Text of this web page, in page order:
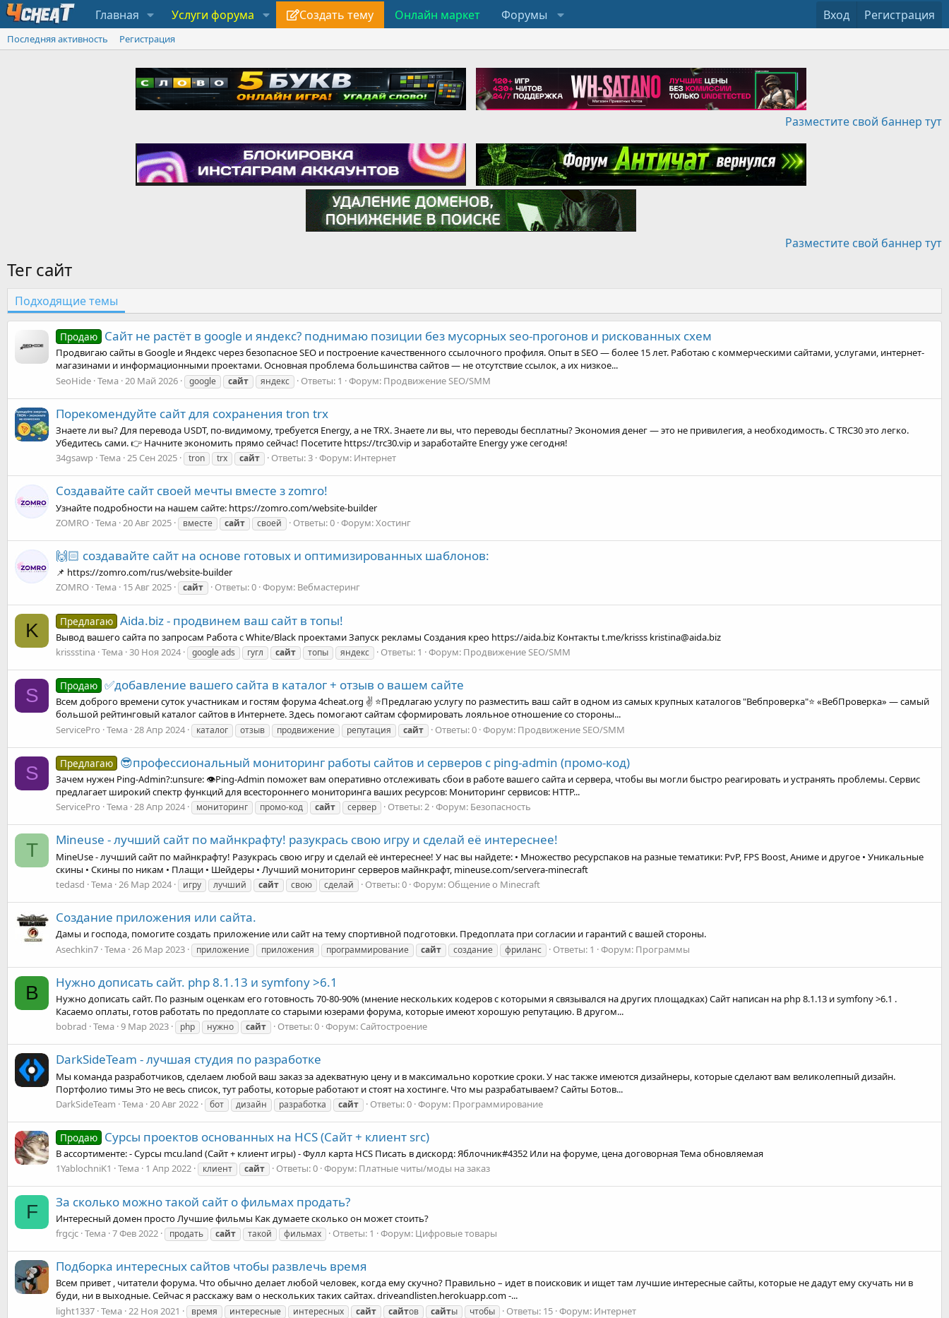
Главная Услуги форума Создать тему Онлайн маркет Форумы Вход Регистрация
Последняя активность Регистрация
Разместите свой баннер тут
Разместите свой баннер тут
Тег сайт
Подходящие темы
Продаю Сайт не растёт в google и яндекс? поднимаю позиции без мусорных seo-прогонов и рискованных схем
Продвигаю сайты в Google и Яндекс через безопасное SEO и построение качественного ссылочного профиля. Опыт в SEO — более 15 лет. Работаю с коммерческими сайтами, услугами, интернет-
магазинами и информационными проектами. Основная проблема большинства сайтов — не отсутствие ссылок, а их низкое...
SeoHide Тема 20 Май 2026 google сайт яндекс Ответы: 1 Форум: Продвижение SEO/SMM
Порекомендуйте сайт для сохранения tron trx
Знаете ли вы? Для перевода USDT, по-видимому, требуется Energy, а не TRX. Знаете ли вы, что переводы бесплатны? Экономия денег — это не привилегия, а необходимость. С TRC30 это легко.
Убедитесь сами. 👉 Начните экономить прямо сейчас! Посетите https://trc30.vip и заработайте Energy уже сегодня!
34gsawp Тема 25 Сен 2025 tron trx сайт Ответы: 3 Форум: Интернет
Создавайте сайт своей мечты вместе з zomro!
Узнайте подробности на нашем сайте: https://zomro.com/website-builder
ZOMRO Тема 20 Авг 2025 вместе сайт своей Ответы: 0 Форум:Хостинг
🙌🏻 создавайте сайт на основе готовых и оптимизированных шаблонов:
📌 https://zomro.com/rus/website-builder
ZOMRO Тема 15 Авг 2025 сайт Ответы: 0 Форум: Вебмастеринг
K Предлагаю Aida.biz - продвинем ваш сайт в топы!
Вывод вашего сайта по запросам Работа с White/Black проектами Запуск рекламы Создания крео https://aida.biz Контакты t.me/krisss kristina@aida.biz
krissstina Тема 30 Ноя 2024 google ads гугл сайт топы яндекс Ответы: 1 Форум: Продвижение SEO/SMM
S Продаю ✅добавление вашего сайта в каталог + отзыв о вашем сайте
Всем доброго времени суток участникам и гостям форума 4cheat.org ✌ ⭐Предлагаю услугу по разместить ваш сайт в одном из самых крупных каталогов "Вебпроверка"⭐ «ВебПроверка» — самый
большой рейтинговый каталог сайтов в Интернете. Здесь помогают сайтам сформировать лояльное отношение со стороны...
ServicePro Тема 28 Апр 2024 каталог отзыв продвижение репутация сайт Ответы: 0 Форум: Продвижение SEO/SMM
S Предлагаю 😎профессиональный мониторинг работы сайтов и серверов c ping-admin (промо-код)
Зачем нужен Ping-Admin?:unsure: 👁️Ping-Admin поможет вам оперативно отслеживать сбои в работе вашего сайта и сервера, чтобы вы могли быстро реагировать и устранять проблемы. Сервис
предлагает широкий спектр функций для всестороннего мониторинга ваших ресурсов: Мониторинг сервисов: HTTP...
ServicePro Тема 28 Апр 2024 мониторинг промо-код сайт сервер Ответы: 2 Форум: Безопасность
T Mineuse - лучший сайт по майнкрафту! разукрась свою игру и сделай её интереснее!
MineUse - лучший сайт по майнкрафту! Разукрась свою игру и сделай её интереснее! У нас вы найдете: • Множество ресурспаков на разные тематики: PvP, FPS Boost, Аниме и другое • Уникальные
скины • Скины по никам • Плащи • Шейдеры • Лучший мониторинг серверов майнкрафт, mineuse.com/servera-minecraft
tedasd Тема 26 Мар 2024 игру лучший сайт свою сделай Ответы: 0 Форум: Общение о Minecraft
Создание приложения или сайта.
Дамы и господа, помогите создать приложение или сайт на тему спортивной подготовки. Предоплата при согласии и гарантий с вашей стороны.
Asechkin7 Тема 26 Мар 2023 приложение приложения программирование сайт создание фриланс Ответы: 1 Форум: Программы
B Нужно дописать сайт. php 8.1.13 и symfony >6.1
Нужно дописать сайт. По разным оценкам его готовность 70-80-90% (мнение нескольких кодеров с которыми я связывался на других площадках) Сайт написан на php 8.1.13 и symfony >6.1 .
Касаемо оплаты, готов работать по предоплате со старыми юзерами форума, которые имеют хорошую репутацию. В другом...
bobrad Тема 9 Мар 2023 php нужно сайт Ответы: 0 Форум: Сайтостроение
DarkSideTeam - лучшая студия по разработке
Мы команда разработчиков, сделаем любой ваш заказ за адекватную цену и в максимально короткие сроки. У нас также имеются дизайнеры, которые сделают вам великолепный дизайн.
Портфолио тимы Это не весь список, тут работы, которые работают и стоят на хостинге. Что мы разрабатываем? Сайты Ботов...
DarkSideTeam Тема 20 Авг 2022 бот дизайн разработка сайт Ответы: 0 Форум: Программирование
Продаю Сурсы проектов основанных на HCS (Сайт + клиент src)
В ассортименте: - Сурсы mcu.land (Сайт + клиент игры) - Фулл карта HCS Писать в дискорд: Яблочник#4352 Или на форуме, цена договорная Тема обновляемая
1YablochniK1
Тема 1 Апр 2022 клиент сайт Ответы: 0 Форум: Платные читы/моды на заказ
F За сколько можно такой сайт о фильмах продать?
Интересный домен просто Лучшие фильмы Как думаете сколько он может стоить?
frgcjc Тема 7 Фев 2022 продать сайт такой фильмах Ответы: 1 Форум: Цифровые товары
Подборка интересных сайтов чтобы развлечь время
Всем привет , читатели форума. Что обычно делает любой человек, когда ему скучно? Правильно – идет в поисковик и ищет там лучшие интересные сайты, которые не дадут ему скучать ни в
буди, ни в выходные. Сейчас я расскажу вам о нескольких таких сайтах. driveandlisten.herokuapp.com -...
light1337 Тема 22 Ноя 2021 время интересные интересных сайт сайтов сайты чтобы Ответы: 15 Форум: Интернет